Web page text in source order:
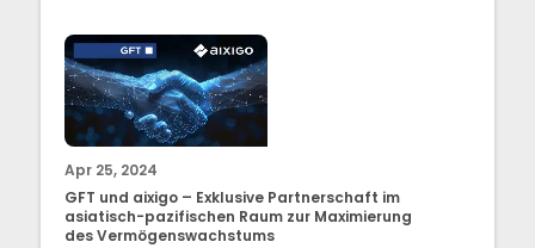
Apr 25, 2024
GFT und aixigo – Exklusive Partnerschaft im
asiatisch-pazifischen Raum zur Maximierung
des Vermögenswachstums